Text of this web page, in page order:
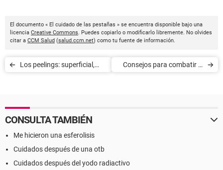
El documento « El cuidado de las pestañas » se encuentra disponible bajo una
licencia Creative Commons. Puedes copiarlo o modificarlo libremente. No olvides
citar a CCM Salud (salud.ccm.net) como tu fuente de información.
Los peelings: superficial,
Consejos para combatir el
CONSULTA TAMBIÉN
Me hicieron una esferolisis
Cuidados después de una otb
Cuidados después del yodo radiactivo